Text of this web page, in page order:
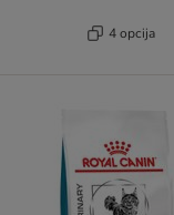
4 opcija